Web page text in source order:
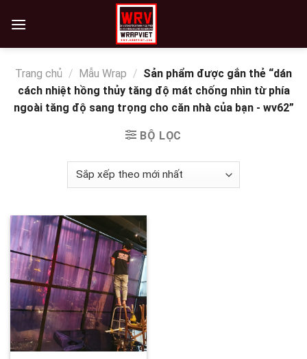
Trang chủ / Mẫu Wrap / Sản phẩm được gắn thẻ “dán
cách nhiệt hồng thủy tăng độ mát chống nhìn từ phía
ngoài tăng độ sang trọng cho căn nhà của bạn - wv62”
BỘ LỌC